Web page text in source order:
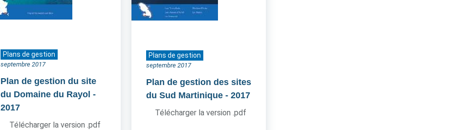
Plans de gestion
septembre 2017
Plan de gestion du site
du Domaine du Rayol -
2017
Télécharger la version .pdf
Plans de gestion
septembre 2017
Plan de gestion des sites
du Sud Martinique - 2017
Télécharger la version .pdf